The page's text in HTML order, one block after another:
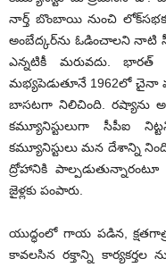
నార్త్ బొంబాయి నుంచి
అంబేద్కర్‌ను ఓడించాలని నాటి
ఎన్నటికీ మరువదు.
మభ్యపెడుతూనే 1962లో చైనా
బాసటగా నిలిచింది. రష్యాను
కమ్యూనిస్టులుగా సీపీఐ
కమ్యూనిస్టులు మన దేశాన్ని
ద్రోహానికి
జైళ్లకు పంపారు.
యుద్ధంలో గాయ పడిన,
కావలసిన రక్తాన్ని కార్యకర్తల